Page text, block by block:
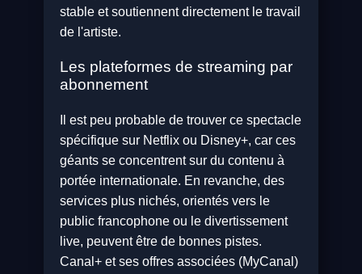
stable et soutiennent directement le travail
de l'artiste.
Les plateformes de streaming par
abonnement
Il est peu probable de trouver ce spectacle
spécifique sur Netflix ou Disney+, car ces
géants se concentrent sur du contenu à
portée internationale. En revanche, des
services plus nichés, orientés vers le
public francophone ou le divertissement
live, peuvent être de bonnes pistes.
Canal+ et ses offres associées (MyCanal)